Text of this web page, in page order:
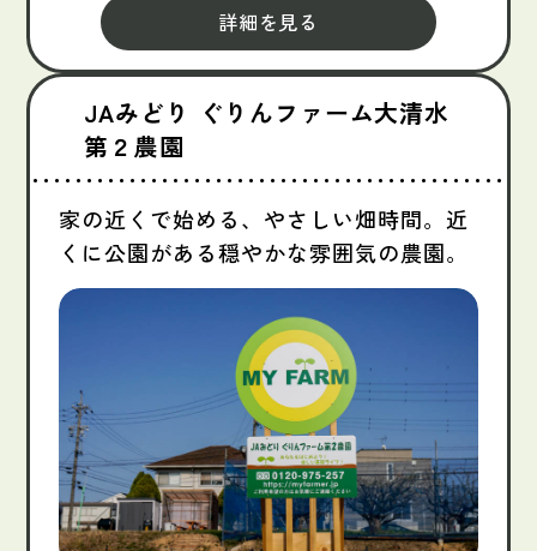
詳細を見る
JAみどり ぐりんファーム大清水
第２農園
家の近くで始める、やさしい畑時間。近
くに公園がある穏やかな雰囲気の農園。